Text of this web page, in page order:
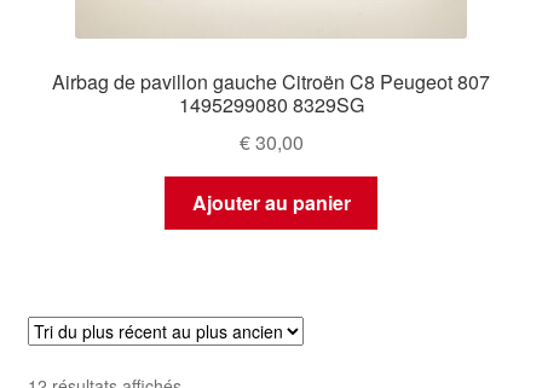
Airbag de pavillon gauche Citroën C8 Peugeot 807
1495299080 8329SG
€30,00
Ajouter au panier